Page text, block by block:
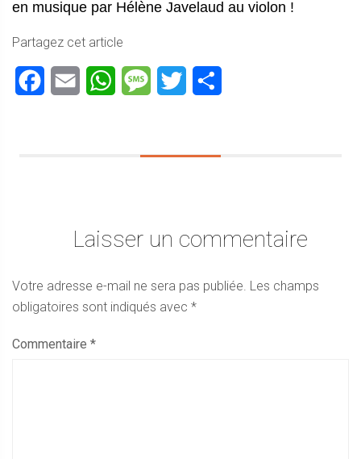
en musique par Hélène Javelaud au violon !
Partagez cet article
Facebook
Email WhatsAppMessageTwitter
Laisser un commentaire
Votre adresse e-mail ne sera pas publiée. Les champs
obligatoires sont indiqués avec *
Commentaire *